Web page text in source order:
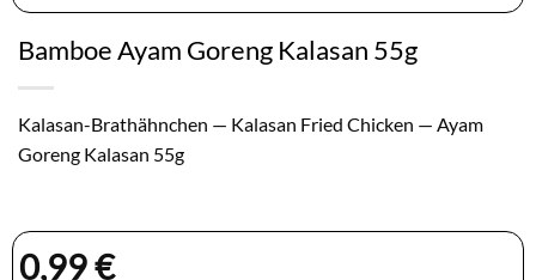
hinzufügen
Bamboe Ayam Goreng Kalasan 55g
Kalasan-Brathähnchen — Kalasan Fried Chicken — Ayam
Goreng Kalasan 55g
0,99€